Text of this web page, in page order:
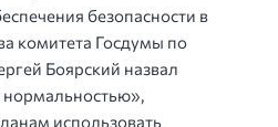
безопасности в
комитета Госдумы по
Боярский назвал
использовать